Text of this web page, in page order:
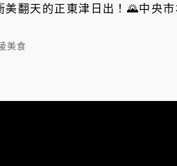
美翻天的正東津日出！🌄中央
美食